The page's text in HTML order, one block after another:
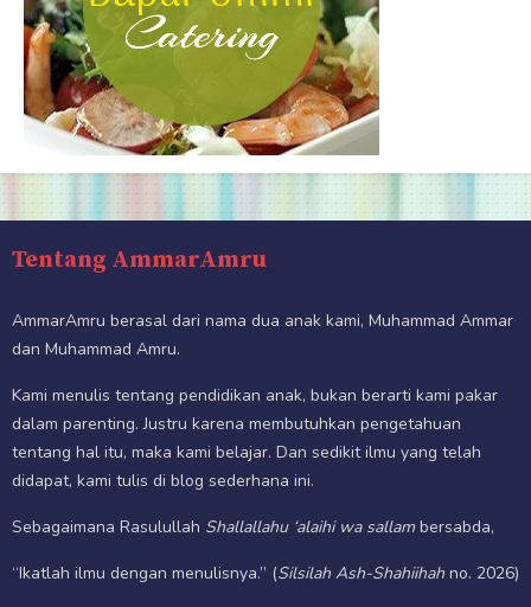
Tentang AmmarAmru
AmmarAmru berasal dari nama dua anak kami, Muhammad Ammar
dan Muhammad Amru.
Kami menulis tentang pendidikan anak, bukan berarti kami pakar
dalam parenting. Justru karena membutuhkan pengetahuan
tentang hal itu, maka kami belajar. Dan sedikit ilmu yang telah
didapat, kami tulis di blog sederhana ini.
Sebagaimana Rasulullah Shallallahu ‘alaihi wa sallam bersabda,
“Ikatlah ilmu dengan menulisnya.” (Silsilah Ash-Shahiihah no. 2026)